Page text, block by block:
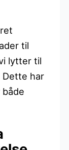
til
lytter til
har